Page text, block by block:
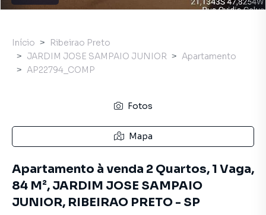
Início
Ribeirao Preto
JARDIM JOSE SAMPAIO JUNIOR
Apartamento
AP22794_COMP
Fotos
Mapa
Apartamento à venda 2 Quartos, 1 Vaga,
84 M², JARDIM JOSE SAMPAIO
JUNIOR, RIBEIRAO PRETO - SP